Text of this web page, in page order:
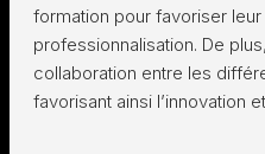
formation pour favoriser
professionnalisation. De
collaboration entre les
favorisant ainsi l’innovation